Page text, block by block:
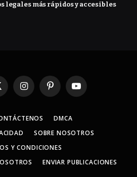
legales más rápidos y accesibles
InstagramPinterestYouTube
DMCA
SOBRE NOSOTROS
Y CONDICIONES
ENVIAR PUBLICACIONES